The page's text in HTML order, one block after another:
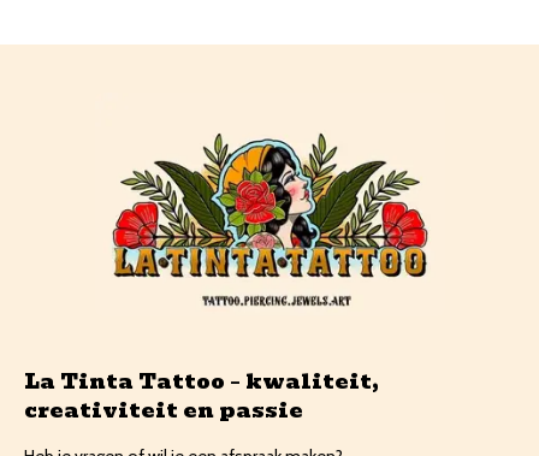
La Tinta Tattoo – kwaliteit,
creativiteit en passie